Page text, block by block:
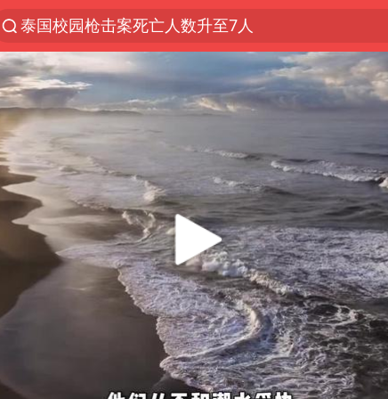
泰国校园枪击案死亡人数升至7人
泸溪河：桃酥吃出金属牙冠视频不实
美国将对多晶硅衍生品加征15%关税
改名后的“青海拉面”店
女子开一天一夜空调后二氧化碳中毒
泰高官回应中国人在泰遭歧视：全面调查
河南某医院2.33亿工程串标案细节披露
公司“上四休三”但要降薪1000元
台风灿鸿未来对中国无影响
美媒称美国想用战术核武器对抗中俄
985博士后被曝在妻子孕期出轨后续